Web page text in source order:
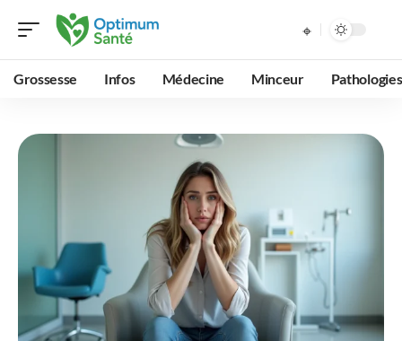
Grossesse Infos Médecine Minceur Pathologies